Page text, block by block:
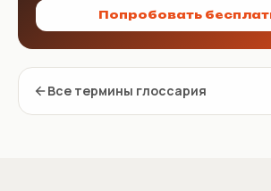
Попробовать
Все термины глоссария